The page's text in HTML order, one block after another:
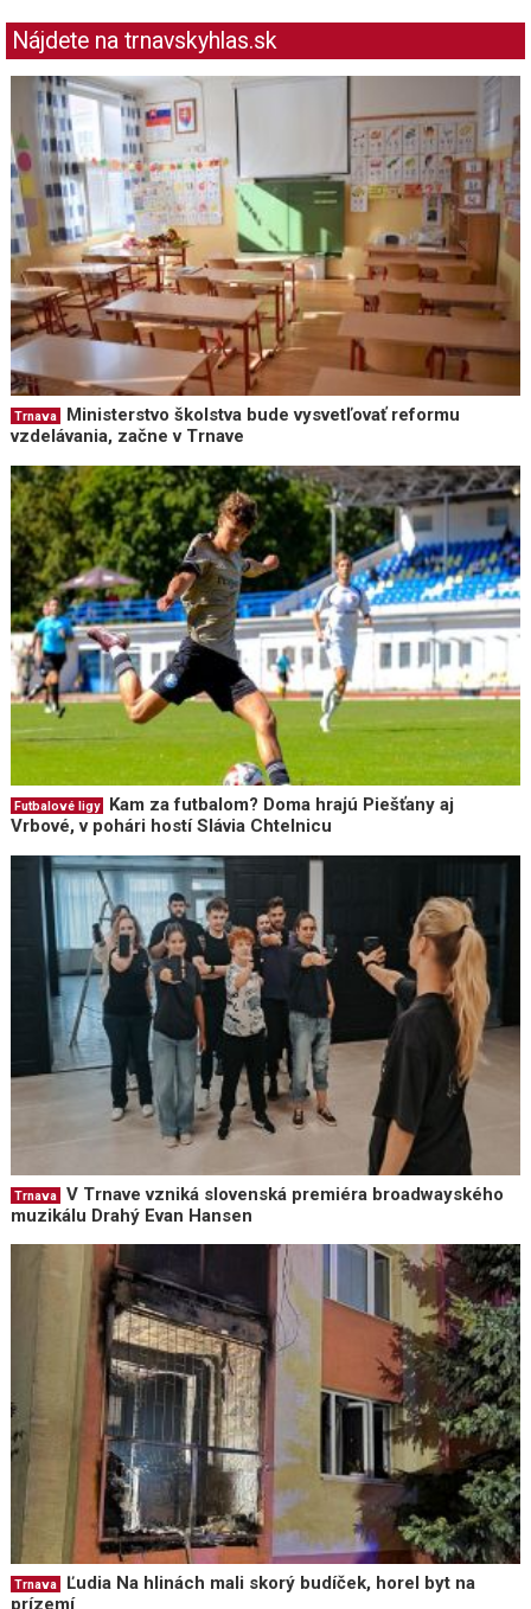
Nájdete na trnavskyhlas.sk
Trnava
Ministerstvo školstva bude vysvetľovať reformu
vzdelávania, začne v Trnave
Futbalové ligy
Kam za futbalom? Doma hrajú Piešťany aj
Vrbové, v pohári hostí Slávia Chtelnicu
Trnava
V Trnave vzniká slovenská premiéra broadwayského
muzikálu Drahý Evan Hansen
Trnava
Ľudia Na hlinách mali skorý budíček, horel byt na